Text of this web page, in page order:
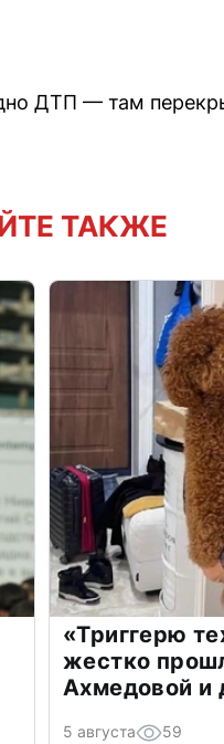
ДТП — там
ТАКЖЕ
«Триггерю
жестко
Ахмедовой и
5 августа 59